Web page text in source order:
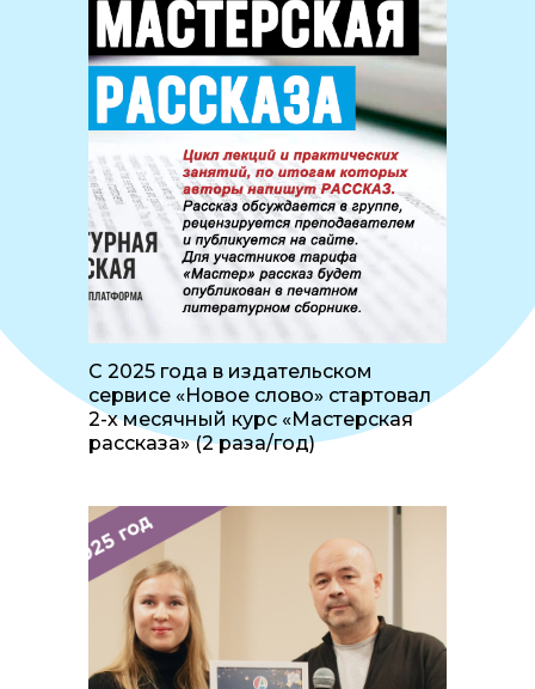
С 2025 года в издательском
сервисе «Новое слово» стартовал
2-х месячный курс «Мастерская
рассказа» (2 раза/год)